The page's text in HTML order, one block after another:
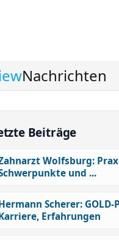
Nachrichten
Beiträge
Wolfsburg:
und ...
Scherer:
Erfahrungen